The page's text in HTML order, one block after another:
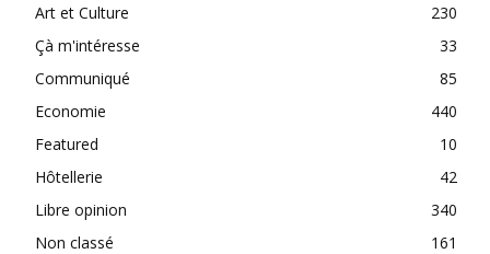
Art et Culture
230
Çà m'intéresse
33
Communiqué
85
Economie
440
Featured
10
Hôtellerie
42
Libre opinion
340
Non classé
161